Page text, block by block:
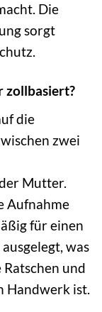
Die
sorgt
zollbasiert?
die
zwei
Mutter.
Aufnahme
für einen
was
und
Handwerk ist.